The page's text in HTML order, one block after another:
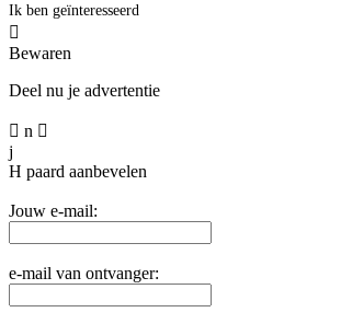
Ik ben geïnteresseerd

Bewaren
Deel nu je advertentie
 n 
j
H paard aanbevelen
Jouw e-mail:
e-mail van ontvanger: